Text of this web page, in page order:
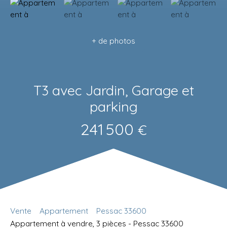
+ de photos
T3 avec Jardin, Garage et
parking
241 500 €
Vente Appartement
Pessac 33600
Appartement à vendre, 3 pièces - Pessac 33600